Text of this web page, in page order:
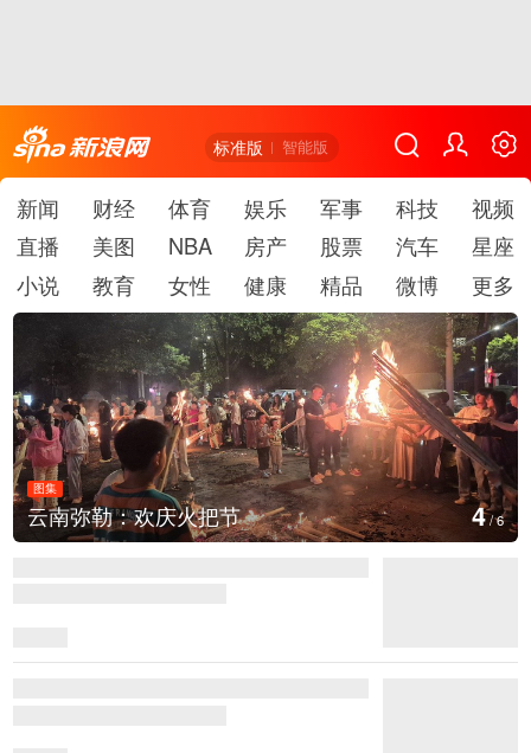
标准版 智能版
新闻 财经 体育 娱乐 军事 科技
视频
直播
美图 NBA 房产 股票 汽车
星座
小说
教育 女性 健康 精品 微博 更多
图集
云南弥勒：欢庆火把节 4/6